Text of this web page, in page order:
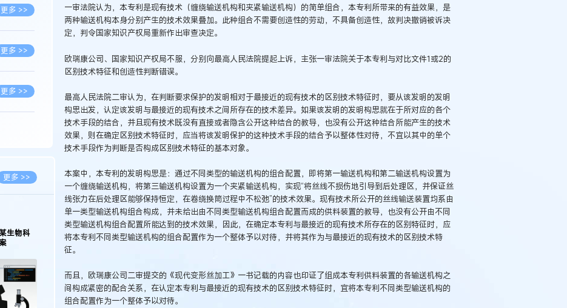
更多 >>
更多 >>
更多 >>
更多 >>
更多 >>
更多 >>
著名知识产权律师徐新明接受《中国经营
报》采访：技术革新下知识产权保护面临新
挑战与应对策略
2026.02.10
徐新明律师经典案例：刘某与西安某生物科
技有限公司技术合作开发合同纠纷案
一审法院认为，本专利是现有技术（缠绕输送机构和夹紧输送机构）的简单组合，本专利所带来的有益效果，是
两种输送机构本身分别产生的技术效果叠加。此种组合不需要创造性的劳动，不具备创造性，故判决撤销被诉决
定，判令国家知识产权局重新作出审查决定。
欧瑞康公司、国家知识产权局不服，分别向最高人民法院提起上诉，主张一审法院关于本专利与对比文件1或2的
区别技术特征和创造性判断错误。
最高人民法院二审认为，在判断要求保护的发明相对于最接近的现有技术的区别技术特征时，要从该发明的发明
构思出发，认定该发明与最接近的现有技术之间所存在的技术差异。如果该发明的发明构思就在于所对应的各个
技术手段的结合，并且现有技术既没有直接或者隐含公开这种结合的教导，也没有公开这种结合所能产生的技术
效果，则在确定区别技术特征时，应当将该发明保护的这种技术手段的结合予以整体性对待，不宜以其中的单个
技术手段作为判断是否构成区别技术特征的基本对象。
本案中，本专利的发明构思是：通过不同类型的输送机构的组合配置，即将第一输送机构和第二输送机构设置为
一个缠绕输送机构，将第三输送机构设置为一个夹紧输送机构，实现“将丝线不损伤地引导到后处理区，并保证丝
线张力在后处理区能够保持恒定，在卷绕换筒过程中不松弛”的技术效果。现有技术所公开的丝线输送装置均系由
单一类型输送机构组合构成，并未给出由不同类型输送机构组合配置而成的供料装置的教导，也没有公开由不同
类型输送机构组合配置所能达到的技术效果，因此，在确定本专利与最接近的现有技术所存在的区别特征时，应
将本专利不同类型输送机构的组合配置作为一个整体予以对待，并将其作为与最接近的现有技术的区别技术特
征。
而且，欧瑞康公司二审提交的《现代变形丝加工》一书记载的内容也印证了组成本专利供料装置的各输送机构之
间构成紧密的配合关系，在认定本专利与最接近的现有技术的区别技术特征时，宜将本专利不同类型输送机构的
组合配置作为一个整体予以对待。